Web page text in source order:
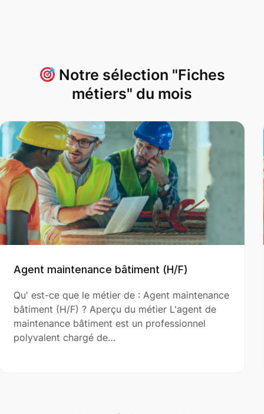
Notre sélection "Fiches
métiers" du mois
F)
maintenance
L'agent de
Aide Couvreur (H/F)
Qu' est-ce que le métier de :
(H/F) ? Aperçu du métier L'aide
le couvreur principal dans
réparation et…